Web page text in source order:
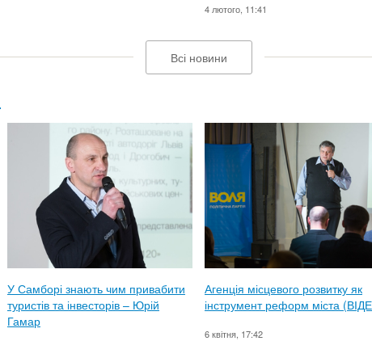
4 лютого, 11:41
Всі новини
У Самборі знають чим привабити
туристів та інвесторів – Юрій
Гамар
Агенція місцевого розвитку як
інструмент реформ міста
6 квітня, 17:42